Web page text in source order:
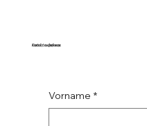
Kontakt aufnehmen
Vorname *